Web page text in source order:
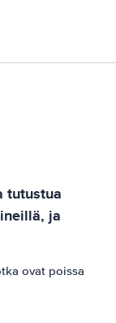
tutustua
ja
ovat poissa